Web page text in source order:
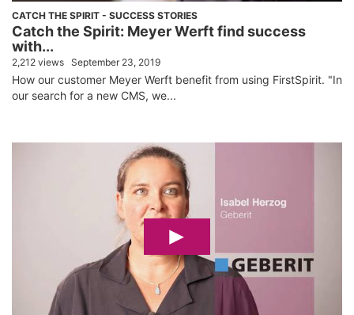
CATCH THE SPIRIT - SUCCESS STORIES
Catch the Spirit: Meyer Werft find success
with...
2,212 views September 23, 2019
How our customer Meyer Werft benefit from using FirstSpirit. "In
our search for a new CMS, we...